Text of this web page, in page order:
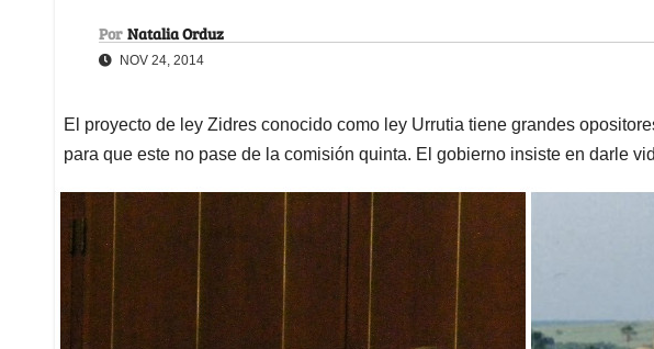
Por Natalia Orduz
NOV 24, 2014
El proyecto de ley Zidres conocido como ley Urrutia tiene grandes
para que este no pase de la comisión quinta. El gobierno insiste en darle